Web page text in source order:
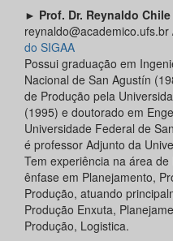
► Prof. Dr. Reynaldo
reynaldo@academico.ufs.br
do SIGAA
Possui graduação em
Nacional de San Agustín
de Produção pela
(1995) e doutorado em
Universidade Federal de
é professor Adjunto da
Tem experiência na área
ênfase em Planejamento,
Produção, atuando
Produção Enxuta,
Produção, Logistica.